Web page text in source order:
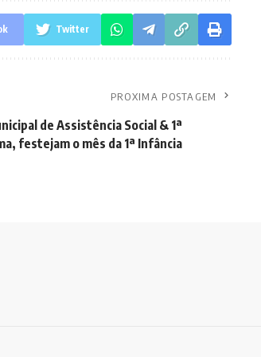
Twitter
PROXIMA POSTAGEM
de Assistência Social & 1ª
festejam o mês da 1ª Infância